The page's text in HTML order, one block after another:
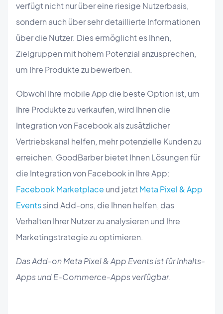
verfügt nicht nur über eine riesige Nutzerbasis,
sondern auch über sehr detaillierte Informationen
über die Nutzer. Dies ermöglicht es Ihnen,
Zielgruppen mit hohem Potenzial anzusprechen,
um Ihre Produkte zu bewerben.
Obwohl Ihre mobile App die beste Option ist, um
Ihre Produkte zu verkaufen, wird Ihnen die
Integration von Facebook als zusätzlicher
Vertriebskanal helfen, mehr potenzielle Kunden zu
erreichen. GoodBarber bietet Ihnen Lösungen für
die Integration von Facebook in Ihre App:
Facebook Marketplace und jetztMeta Pixel & App
Eventssind Add-ons, die Ihnen helfen, das
Verhalten Ihrer Nutzer zu analysieren und Ihre
Marketingstrategie zu optimieren.
Das Add-on Meta Pixel & App Events ist für Inhalts-
Apps und E-Commerce-Apps verfügbar.